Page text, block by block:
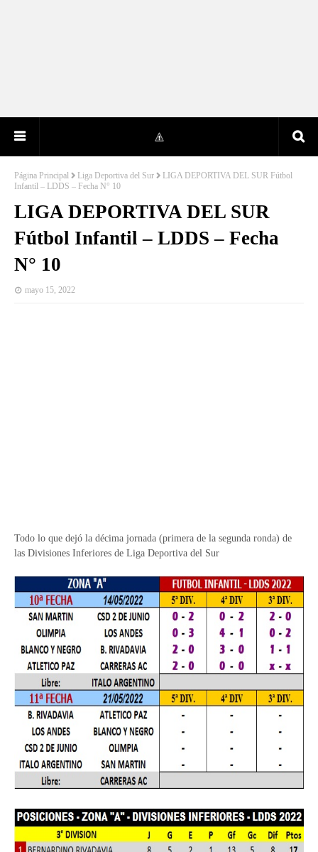
Página Principal Liga Deportiva del Sur
LIGA DEPORTIVA DEL SUR Fútbol
Infantil – LDDS – Fecha N° 10
LIGA DEPORTIVA DEL SUR
Fútbol Infantil – LDDS – Fecha
N° 10
mayo 15, 2022
Todo lo que dejó la décima jornada (primera de la segunda ronda) de
las Divisiones Inferiores de Liga Deportiva del Sur